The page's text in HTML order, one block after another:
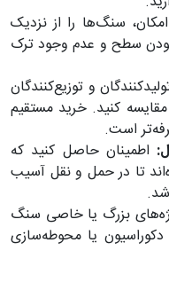
سنگ‌ها را از نزدیک
سطح و عدم وجود ترک
و توزیع‌کنندگان
کنید. خرید مستقیم
است.
اطمینان حاصل کنید که
تا در حمل و نقل آسیب
بزرگ یا خاصی سنگ
دکوراسیون یا محوطه‌سازی